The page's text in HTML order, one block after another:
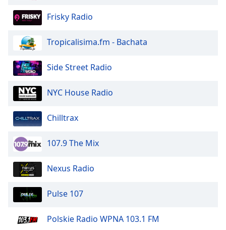
dialog
window.
Escape
cancel
and
window.
Text
Color
Opacity
Color
Frisky Radio
Tropicalisima.fm - Bachata
Side Street Radio
NYC House Radio
Chilltrax
107.9 The Mix
Nexus Radio
Pulse 107
Polskie Radio WPNA 103.1 FM